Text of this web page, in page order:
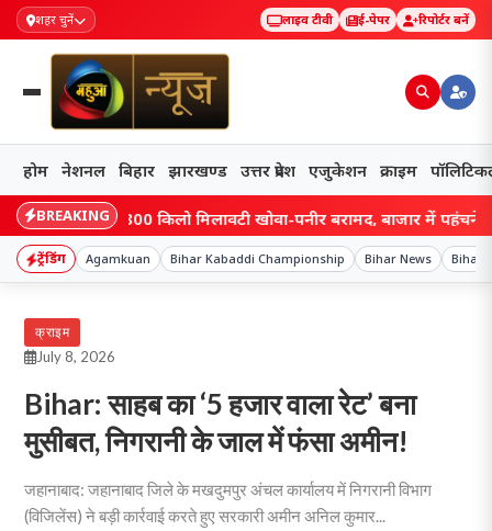
शहर चुनें लाइव टीवी ई-पेपर रिपोर्टर बनें
होम नेशनल बिहार झारखण्ड उत्तर प्रदेश एजुकेशन क्राइम
BREAKING
रांची में 800 किलो मिलावटी खोवा-पनीर बरामद, बाजार में पहुंचने से पहले
ट्रेंडिंग Agamkuan Bihar Kabaddi Championship Bihar News Bihar
क्राइम
July 8, 2026
Bihar: साहब का ‘5 हजार वाला रेट’ बना
मुसीबत, निगरानी के जाल में फंसा अमीन!
जहानाबाद: जहानाबाद जिले के मखदुमपुर अंचल कार्यालय में निगरानी विभाग
(विजिलेंस) ने बड़ी कार्रवाई करते हुए सरकारी अमीन अनिल कुमार...